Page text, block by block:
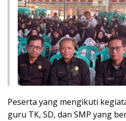
Peserta yang mengikuti
guru TK, SD, dan SMP yang